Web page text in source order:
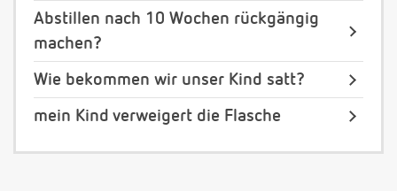
Abstillen nach 10 Wochen rückgängig
machen?
Wie bekommen wir unser Kind satt?
mein Kind verweigert die Flasche